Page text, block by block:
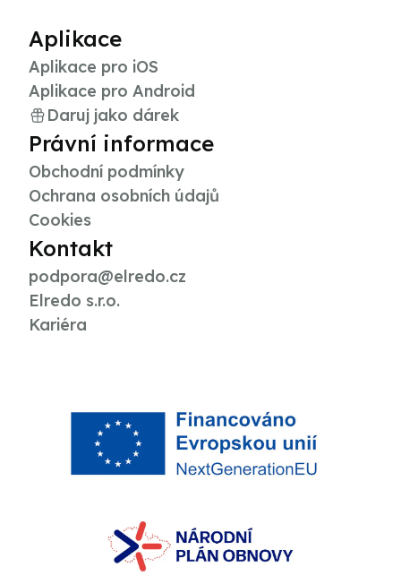
Aplikace
Aplikace pro iOS
Aplikace pro Android
Daruj jako dárek
Právní informace
Obchodní podmínky
Ochrana osobních údajů
Cookies
Kontakt
podpora@elredo.cz
Elredo s.r.o.
Kariéra